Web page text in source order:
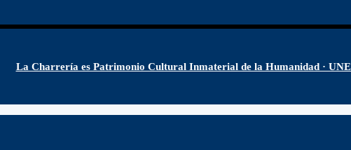
La Charrería es Patrimonio Cultural Inmaterial de la Humanidad ·